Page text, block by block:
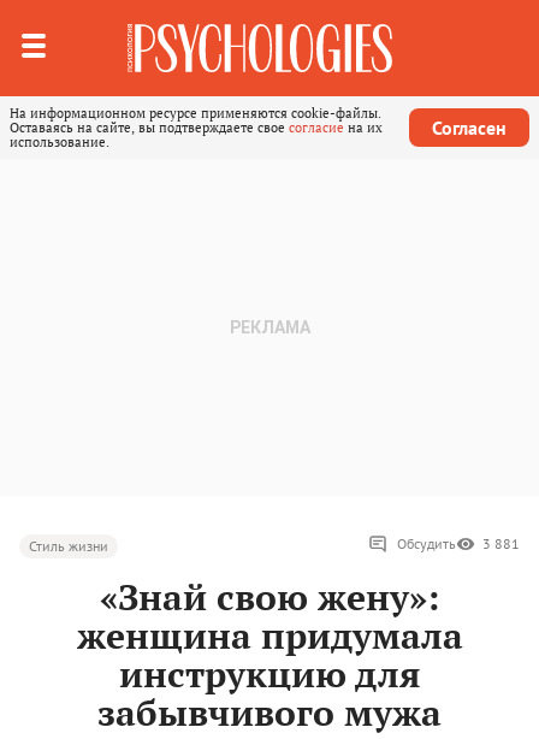
На информационном ресурсе применяются cookie-файлы.
Оставаясь на сайте, вы подтверждаете свое согласие на их
использование.
Согласен
Стиль жизни Обсудить 3 881
«Знай свою жену»:
женщина придумала
инструкцию для
забывчивого мужа